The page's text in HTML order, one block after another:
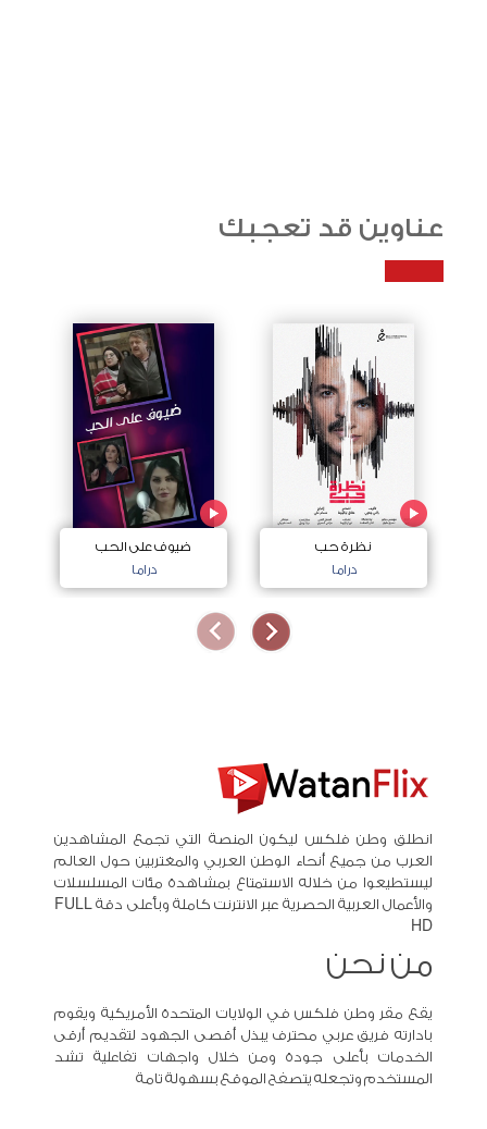
عناوين قد تعجبك
نظرة حب
دراما
ضيوف على الحب
دراما
انطلق وطن فلكس ليكون المنصة التي تجمع المشاهدين
العرب من جميع أنحاء الوطن العربي والمغتربين حول العالم
ليستطيعوا من خلاله الاستمتاع بمشاهدة مئات المسلسلات
والأعمال العربية الحصرية عبر الانترنت كاملة وبأعلى دقة FULL
HD
من نحن
يقع مقر وطن فلكس في الولايات المتحدة الأمريكية ويقوم
بادارته فريق عربي محترف يبذل أقصى الجهود لتقديم أرقى
الخدمات بأعلى جودة ومن خلال واجهات تفاعلية تشد
المستخدم وتجعله يتصفح الموقع بسهولة تامة